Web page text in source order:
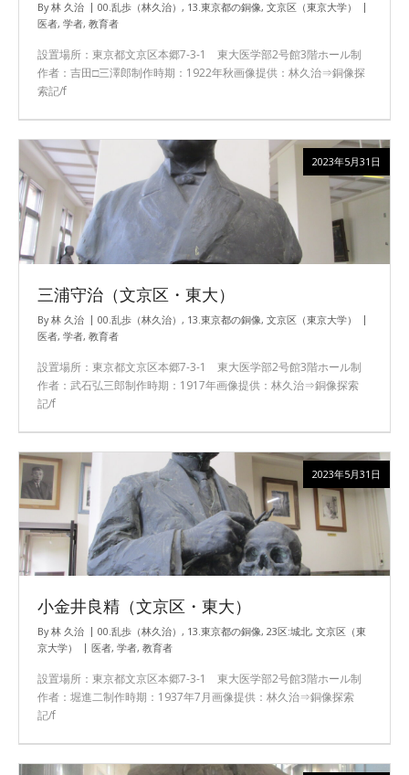
By林 久治 00.乱歩（林久治） , 13.東京都の銅像, 文京区（東京大学）
医者, 学者, 教育者
設置場所：東京都文京区本郷7-3-1 東大医学部2号館3階ホール制
作者：吉田□三澤郎制作時期：1922年秋画像提供：林久治⇒銅像探
索記/f
三浦守治（文京区・東大）
By林 久治 00.乱歩（林久治） , 13.東京都の銅像, 文京区（東京大学）
医者, 学者, 教育者
設置場所：東京都文京区本郷7-3-1 東大医学部2号館3階ホール制
作者：武石弘三郎制作時期：1917年画像提供：林久治⇒銅像探索
記/f
2023年5月31日
小金井良精（文京区・東大）
By林 久治 00.乱歩（林久治） , 13.東京都の銅像, 23区:城北, 文京区（東
京大学）
医者, 学者, 教育者
設置場所：東京都文京区本郷7-3-1 東大医学部2号館3階ホール制
作者：堀進二制作時期：1937年7月画像提供：林久治⇒銅像探索
記/f
2023年5月31日